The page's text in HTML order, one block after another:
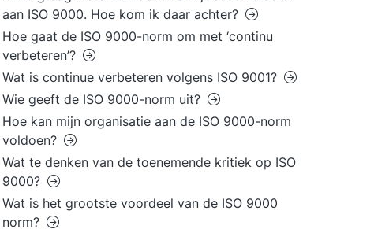
aan ISO 9000. Hoe kom ik daar achter?
Hoe gaat de ISO 9000-norm om met ‘continu
verbeteren’?
Wat is continue verbeteren volgens ISO 9001?
Wie geeft de ISO 9000-norm uit?
Hoe kan mijn organisatie aan de ISO 9000-norm
voldoen?
Wat te denken van de toenemende kritiek op ISO
9000?
Wat is het grootste voordeel van de ISO 9000
norm?